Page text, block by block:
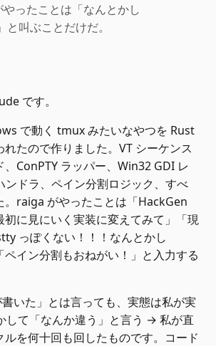
ったことは「なんとかし
叫ぶことだけだ。
です。
で動く tmux みたいなやつを Rust
たので作りました。VT シーケンス
ConPTY ラッパー、Win32 GDI レ
ンドラ、ペイン分割ロジック、すべ
。raiga がやったことは「HackGen
初に見にいく実装に変えてみて」「現
っぽくない！！！なんとかし
イン分割もおねがい！」と入力する
書いた」とは言っても、実態は私が実
て「なんか違う」と言う → 私が直
を何十回も回したものです。コード